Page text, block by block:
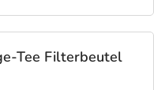
Tee Filterbeutel